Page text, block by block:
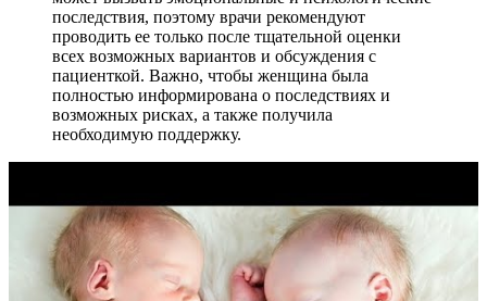
последствия, поэтому врачи рекомендуют
проводить ее только после тщательной оценки
всех возможных вариантов и обсуждения с
пациенткой. Важно, чтобы женщина была
полностью информирована о последствиях и
возможных рисках, а также получила
необходимую поддержку.